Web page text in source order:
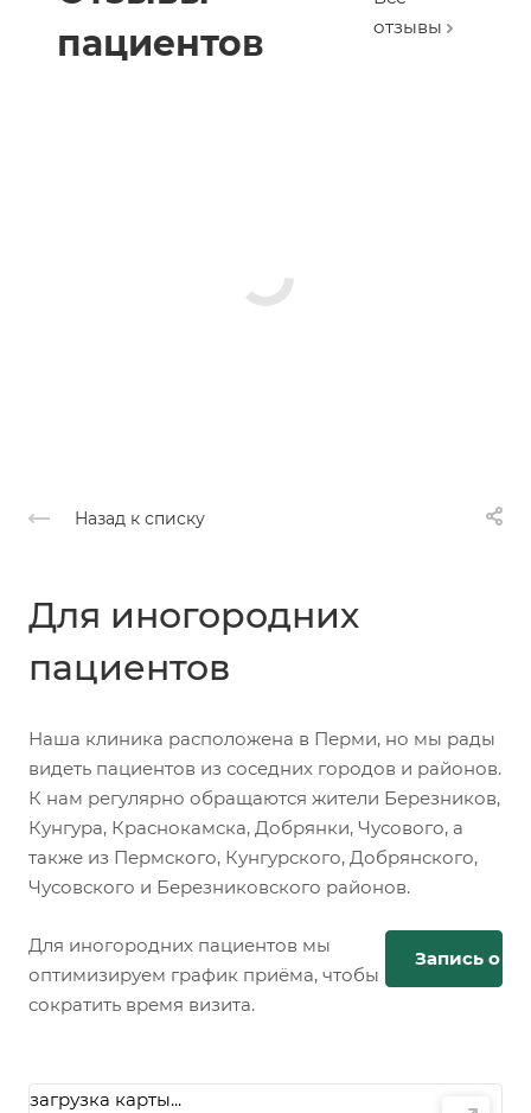
пациентов
отзывы
Назад к списку
Для иногородних
пациентов
Наша клиника расположена в Перми, но мы рады
видеть пациентов из соседних городов и районов.
К нам регулярно обращаются жители Березников,
Кунгура, Краснокамска, Добрянки, Чусового, а
также из Пермского, Кунгурского, Добрянского,
Чусовского и Березниковского районов.
Для иногородних пациентов мы
оптимизируем график приёма, чтобы
сократить время визита.
Запись
загрузка карты...